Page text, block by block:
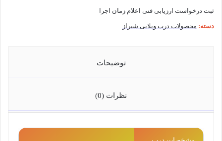
ثبت درخواست ارزیابی فنی اعلام زمان اجرا
دسته: محصولات درب ویلایی شیراز
توضیحات
نظرات (0)